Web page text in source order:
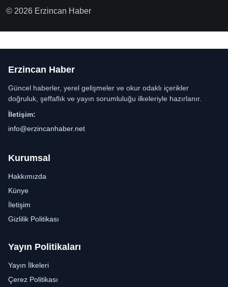
© 2026 Erzincan Haber
Erzincan Haber
Güncel haberler, yerel gelişmeler ve okur odaklı içerikler
doğruluk, şeffaflık ve yayın sorumluluğu ilkeleriyle hazırlanır.
İletişim:
info@erzincanhaber.net
Kurumsal
Hakkımızda
Künye
İletişim
Gizlilik Politikası
Yayın Politikaları
Yayın İlkeleri
Çerez Politikası